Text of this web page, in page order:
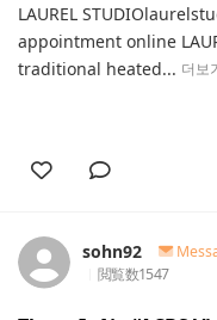
LAUREL
appointment online
traditional heated... 더보
sohn92
閲覧数1547